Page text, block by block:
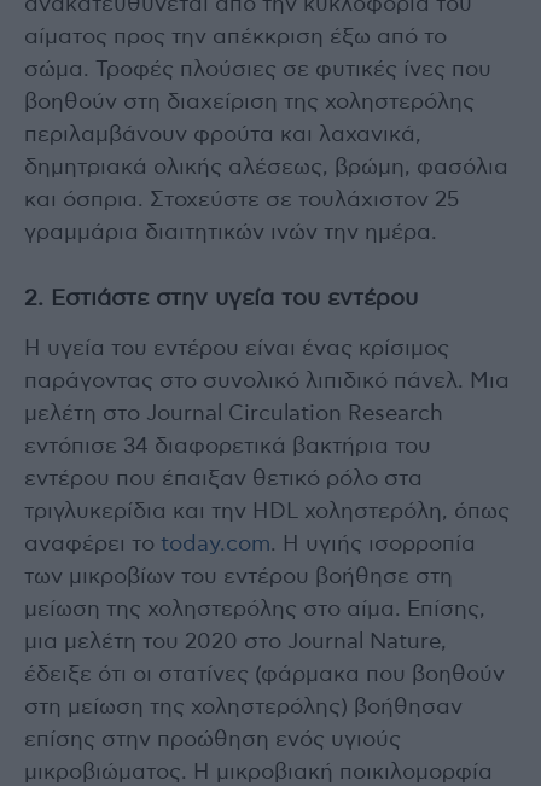
ανακατευθύνεται από την κυκλοφορία του
αίματος προς την απέκκριση έξω από το
σώμα. Τροφές πλούσιες σε φυτικές ίνες που
βοηθούν στη διαχείριση της χοληστερόλης
περιλαμβάνουν φρούτα και λαχανικά,
δημητριακά ολικής αλέσεως, βρώμη, φασόλια
και όσπρια. Στοχεύστε σε τουλάχιστον 25
γραμμάρια διαιτητικών ινών την ημέρα.
2. Εστιάστε στην υγεία του εντέρου
Η υγεία του εντέρου είναι ένας κρίσιμος
παράγοντας στο συνολικό λιπιδικό πάνελ. Μια
μελέτη στο Journal Circulation Research
εντόπισε 34 διαφορετικά βακτήρια του
εντέρου που έπαιξαν θετικό ρόλο στα
τριγλυκερίδια και την HDL χοληστερόλη, όπως
αναφέρει το today.com. Η υγιής ισορροπία
των μικροβίων του εντέρου βοήθησε στη
μείωση της χοληστερόλης στο αίμα. Επίσης,
μια μελέτη του 2020 στο Journal Nature,
έδειξε ότι οι στατίνες (φάρμακα που βοηθούν
στη μείωση της χοληστερόλης) βοήθησαν
επίσης στην προώθηση ενός υγιούς
μικροβιώματος. Η μικροβιακή ποικιλομορφία